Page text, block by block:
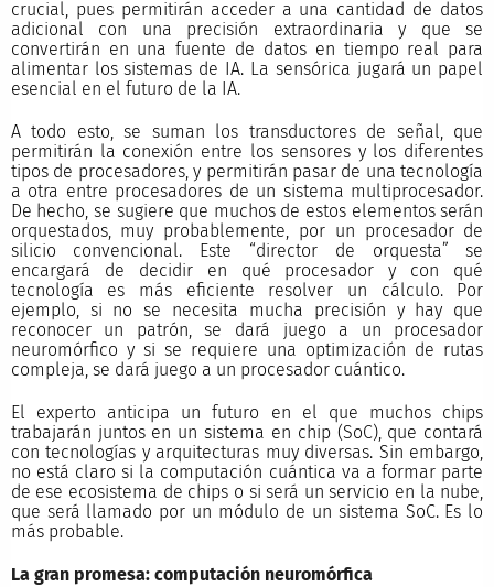
crucial, pues permitirán acceder a una cantidad de datos
adicional con una precisión extraordinaria y que se
convertirán en una fuente de datos en tiempo real para
alimentar los sistemas de IA. La sensórica jugará un papel
esencial en el futuro de la IA.
A todo esto, se suman los transductores de señal, que
permitirán la conexión entre los sensores y los diferentes
tipos de procesadores, y permitirán pasar de una tecnología
a otra entre procesadores de un sistema multiprocesador.
De hecho, se sugiere que muchos de estos elementos serán
orquestados, muy probablemente, por un procesador de
silicio convencional. Este “director de orquesta” se
encargará de decidir en qué procesador y con qué
tecnología es más eficiente resolver un cálculo. Por
ejemplo, si no se necesita mucha precisión y hay que
reconocer un patrón, se dará juego a un procesador
neuromórfico y si se requiere una optimización de rutas
compleja, se dará juego a un procesador cuántico.
El experto anticipa un futuro en el que muchos chips
trabajarán juntos en un sistema en chip (SoC), que contará
con tecnologías y arquitecturas muy diversas. Sin embargo,
no está claro si la computación cuántica va a formar parte
de ese ecosistema de chips o si será un servicio en la nube,
que será llamado por un módulo de un sistema SoC. Es lo
más probable.
La gran promesa: computación neuromórfica